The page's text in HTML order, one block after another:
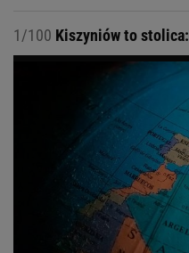
1/100 Kiszyniów to stolica: